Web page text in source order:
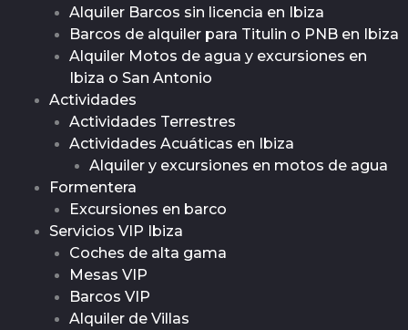
Alquiler Barcos sin licencia en Ibiza
Barcos de alquiler para Titulin o PNB en Ibiza
Alquiler Motos de agua y excursiones en
Ibiza o San Antonio
Actividades
Actividades Terrestres
Actividades Acuáticas en Ibiza
Alquiler y excursiones en motos de agua
Formentera
Excursiones en barco
Servicios VIP Ibiza
Coches de alta gama
Mesas VIP
Barcos VIP
Alquiler de Villas